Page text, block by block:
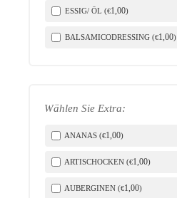
ESSIG/ ÖL (€1,00)
BALSAMICODRESSING (€1,00)
Wählen Sie Extra:
ANANAS (€1,00)
ARTISCHOCKEN (€1,00)
AUBERGINEN (€1,00)